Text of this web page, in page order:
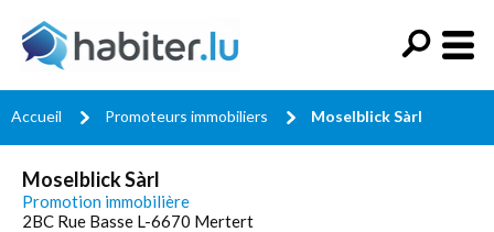
Accueil Promoteurs immobiliers Moselblick Sàrl
Moselblick Sàrl
Promotion immobilière
2BC Rue Basse L-6670 Mertert